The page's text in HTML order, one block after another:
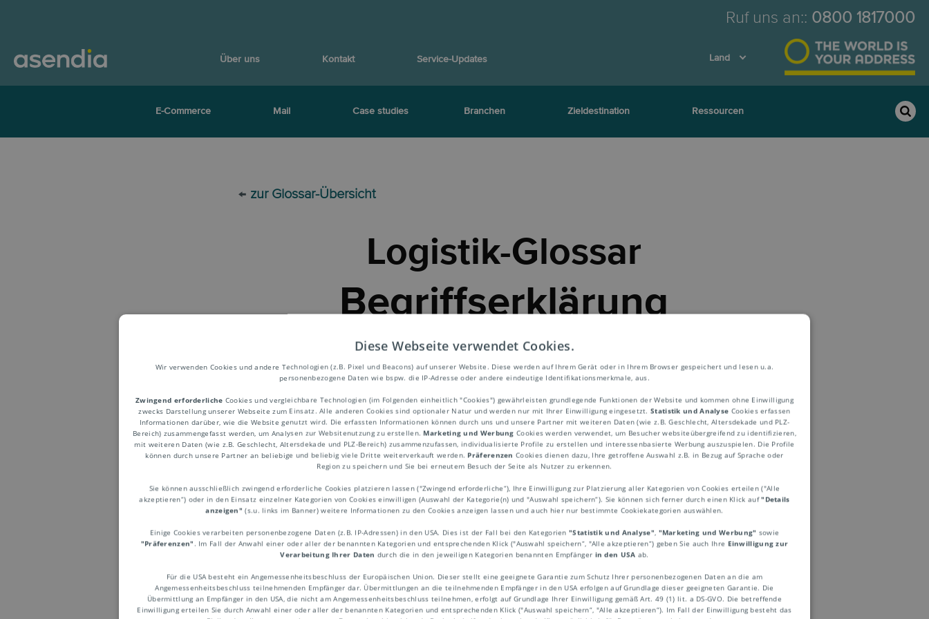
Ruf uns an:: 0800 1817000
Über uns Kontakt Service-Updates Land
E-Commerce Mail Case studies Branchen Zieldestination Ressourcen
← zur Glossar-Übersicht
Logistik-Glossar
Begriffserklärung
Embargo
Staatlich angeordnetes Verbot des Handels von (allen oder nur
bestimmten) Gütern und Dienstleistungen mit einem bestimmten Staat.
Ein Embargo wird häufig aufgrund von Völkerrechtsverletzungen des
betreffenden Staates erlassen. Spezielle Handelsembargos dienen
mitunter auch dazu, den betreffenden Staat dazu zu bewegen, gewisse
politische Entscheidungen zu treffen oder rückgängig zu machen.
Diese Webseite verwendet Cookies.
Wir verwenden Cookies und andere Technologien (z.B. Pixel und Beacons) auf unserer Website. Diese werden auf Ihrem Gerät oder in Ihrem Browser gespeichert und lesen u.a.
personenbezogene Daten wie bspw. die IP-Adresse oder andere eindeutige Identifikationsmerkmale, aus.
Zwingend erforderliche Cookies und vergleichbare Technologien (im Folgenden einheitlich "Cookies") gewährleisten grundlegende Funktionen der Website und kommen ohne Einwilligung
zwecks Darstellung unserer Webseite zum Einsatz. Alle anderen Cookies sind optionaler Natur und werden nur mit Ihrer Einwilligung eingesetzt.Statistik und Analyse Cookies erfassen
Informationen darüber, wie die Website genutzt wird. Die erfassten Informationen können durch uns und unsere Partner mit weiteren Daten (wie z.B. Geschlecht, Altersdekade und PLZ-
Bereich) zusammengefasst werden, um Analysen zur Websitenutzung zu erstellen. Marketing und Werbung Cookies werden verwendet, um Besucher websiteübergreifend zu identifizieren,
mit weiteren Daten (wie z.B. Geschlecht, Altersdekade und PLZ-Bereich) zusammenzufassen, individualisierte Profile zu erstellen und interessenbasierte Werbung auszuspielen. Die Profile
können durch unsere Partner an beliebige und beliebig viele Dritte weiterverkauft werden. Präferenzen Cookies dienen dazu, Ihre getroffene Auswahl z.B. in Bezug auf Sprache oder
Region zu speichern und Sie bei erneutem Besuch der Seite als Nutzer zu erkennen.
Sie können ausschließlich zwingend erforderliche Cookies platzieren lassen ("Zwingend erforderliche“), Ihre Einwilligung zur Platzierung aller Kategorien von Cookies erteilen ("Alle
akzeptieren“) oder in den Einsatz einzelner Kategorien von Cookies einwilligen (Auswahl der Kategorie(n) und "Auswahl speichern“). Sie können sich ferner durch einen Klick auf"Details
anzeigen" (s.u. links im Banner) weitere Informationen zu den Cookies anzeigen lassen und auch hier nur bestimmte Cookiekategorien auswählen.
Einige Cookies verarbeiten personenbezogene Daten (z.B. IP-Adressen) in den USA. Dies ist der Fall bei den Kategorien"Statistik und Analyse", "Marketing und Werbung" sowie
"Präferenzen" . Im Fall der Anwahl einer oder aller der benannten Kategorien und entsprechenden Klick ("Auswahl speichern“, "Alle akzeptieren“) geben Sie auch Ihre Einwilligung zur
Verarbeitung Ihrer Daten durch die in den jeweiligen Kategorien benannten Empfänger in den USA ab.
Für die USA besteht ein Angemessenheitsbeschluss der Europäischen Union. Dieser stellt eine geeignete Garantie zum Schutz Ihrer personenbezogenen Daten an die am
Angemessenheitsbeschluss teilnehmenden Empfänger dar. Übermittlungen an die teilnehmenden Empfänger in den USA erfolgen auf Grundlage dieser geeigneten Garantie. Die
Übermittlung an Empfänger in den USA, die nicht am Angemessenheitsbeschluss teilnehmen, erfolgt auf Grundlage Ihrer Einwilligung gemäß Art. 49 (1) lit. a DS-GVO. Die betreffende
Einwilligung erteilen Sie durch Anwahl einer oder aller der benannten Kategorien und entsprechenden Klick ("Auswahl speichern“, "Alle akzeptieren“). Im Fall der Einwilligung besteht das